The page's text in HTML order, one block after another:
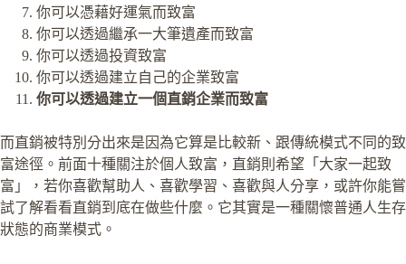
你可以憑藉好運氣而致富
你可以透過繼承一大筆遺產而致富
你可以透過投資致富
你可以透過建立自己的企業致富
你可以透過建立一個直銷企業而致富
而直銷被特別分出來是因為它算是比較新、跟傳統模式不同的致
富途徑。前面十種關注於個人致富，直銷則希望「大家一起致
富」，若你喜歡幫助人、喜歡學習、喜歡與人分享，或許你能嘗
試了解看看直銷到底在做些什麼。它其實是一種關懷普通人生存
狀態的商業模式。